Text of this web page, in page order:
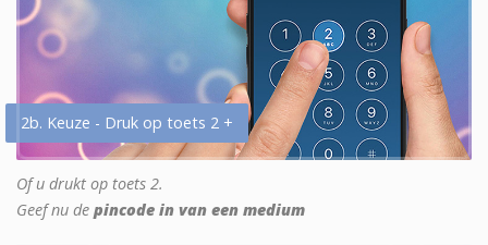
2b. Keuze - Druk op toets 2 +
Of u drukt op toets 2.
Geef nu de pincode in van een medium